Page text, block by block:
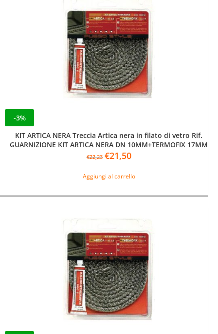
-3%
KIT ARTICA NERA Treccia Artica nera in filato di vetro Rif.
GUARNIZIONE KIT ARTICA NERA DN 10MM+TERMOFIX 17MM
€22,23 Il
originale
€22,23.
€21,50Il
attuale
€21,50.
Aggiungi al carrello